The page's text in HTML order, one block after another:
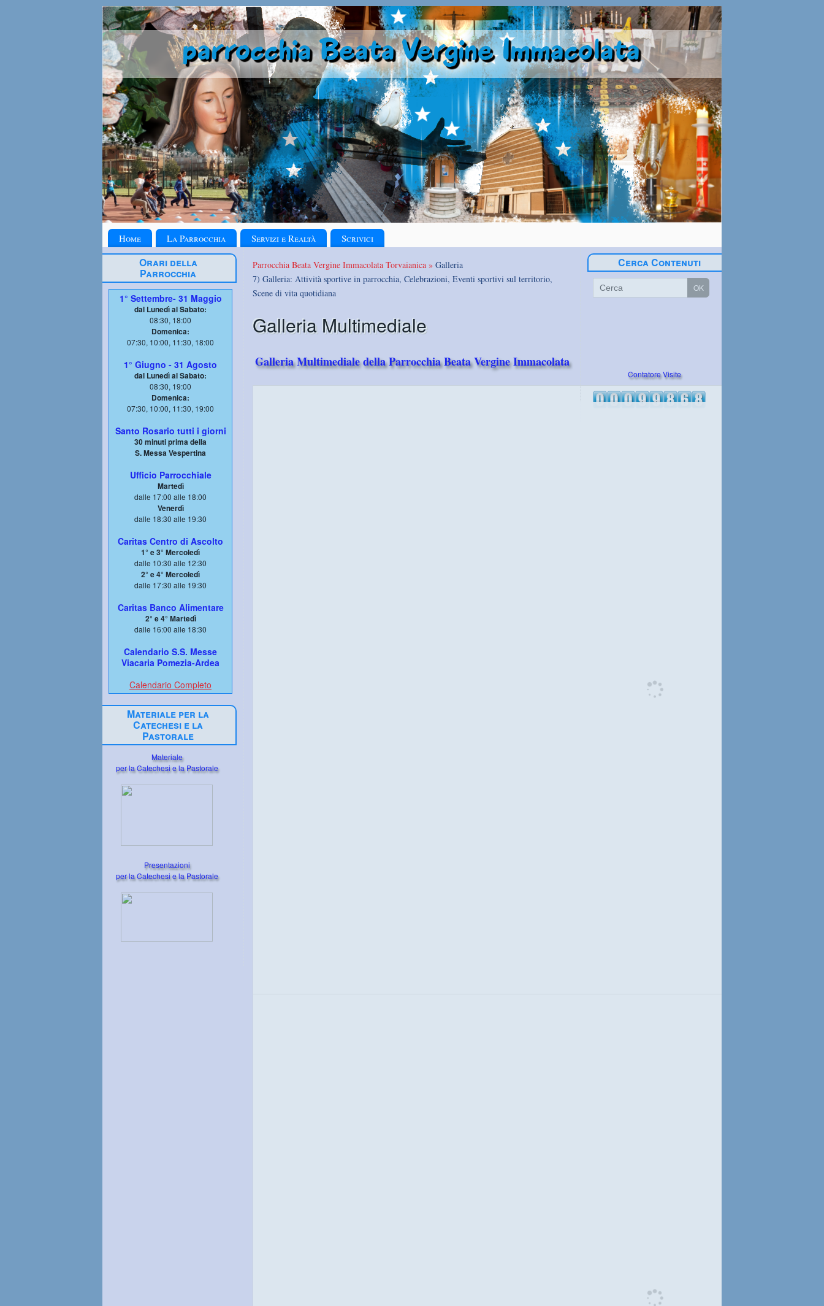
Home La Parrocchia Servizi e Realtà Scrivici
Parrocchia Beata Vergine Immacolata Torvaianica » Galleria
7) Galleria: Attività sportive in parrocchia, Celebrazioni, Eventi sportivi sul territorio,
Scene di vita quotidiana
Galleria Multimediale
Galleria Multimediale della Parrocchia Beata Vergine Immacolata
Orari della
Parrocchia
1° Settembre- 31 Maggio
dal Lunedì al Sabato:
08:30, 18:00
Domenica:
07:30, 10:00, 11:30, 18:00
1° Giugno - 31 Agosto
dal Lunedì al Sabato:
08:30, 19:00
Domenica:
07:30, 10:00, 11:30, 19:00
Santo Rosario tutti i giorni
30 minuti prima della
S. Messa Vespertina
Ufficio Parrocchiale
Martedì
dalle 17:00 alle 18:00
Venerdì
dalle 18:30 alle 19:30
Caritas Centro di Ascolto
1° e 3° Mercoledì
dalle 10:30 alle 12:30
2° e 4° Mercoledì
dalle 17:30 alle 19:30
Caritas Banco Alimentare
2° e 4° Martedì
dalle 16:00 alle 18:30
Calendario S.S. Messe
Viacaria Pomezia-Ardea
Calendario Completo
Materiale per la
Catechesi e la
Pastorale
Materiale
per la Catechesi e la Pastorale
Presentazioni
per la Catechesi e la Pastorale
Cerca Contenuti
Contatore Visite